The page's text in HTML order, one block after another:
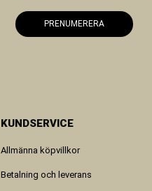
PRENUMERERA
KUNDSERVICE
Allmänna köpvillkor
Betalning och leverans